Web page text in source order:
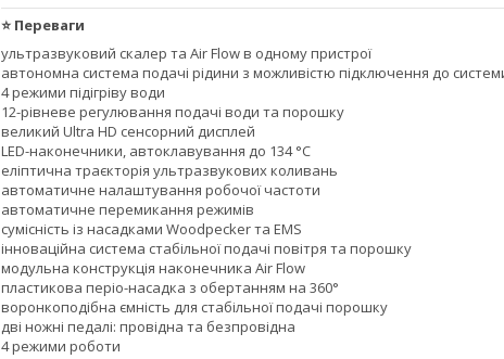
⭐ Переваги
ультразвуковий скалер та Air Flow в одному пристрої
автономна система подачі рідини з можливістю підключення до
4 режими підігріву води
12-рівневе регулювання подачі води та порошку
великий Ultra HD сенсорний дисплей
LED-наконечники, автоклавування до 134 °C
еліптична траєкторія ультразвукових коливань
автоматичне налаштування робочої частоти
автоматичне перемикання режимів
сумісність із насадками Woodpecker та EMS
інноваційна система стабільної подачі повітря та порошку
модульна конструкція наконечника Air Flow
пластикова періо-насадка з обертанням на 360°
воронкоподібна ємність для стабільної подачі порошку
дві ножні педалі: провідна та безпровідна
4 режими роботи